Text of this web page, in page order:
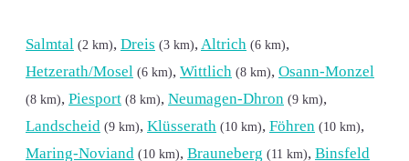
Salmtal (2 km), Dreis (3 km), Altrich (6 km),
Hetzerath/Mosel (6 km), Wittlich (8 km), Osann-Monzel
(8 km), Piesport (8 km), Neumagen-Dhron (9 km),
Landscheid (9 km), Klüsserath (10 km), Föhren (10 km),
Maring-Noviand (10 km), Brauneberg (11 km), Binsfeld